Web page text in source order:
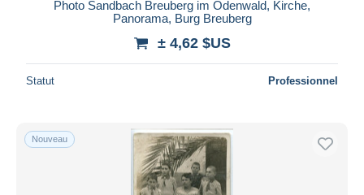
Photo Sandbach Breuberg im Odenwald, Kirche,
Panorama, Burg Breuberg
± 4,62 $US
Statut Professionnel
Nouveau